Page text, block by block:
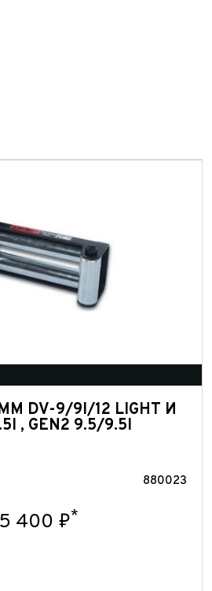
DV-9/9I/12 LIGHT И
, GEN2 9.5/9.5I
880023
5 400 ₽*